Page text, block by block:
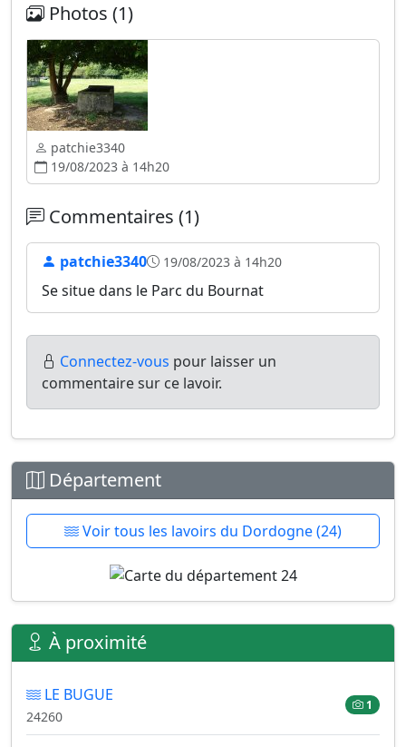
Photos (1)
patchie3340
19/08/2023 à 14h20
Commentaires (1)
patchie3340 19/08/2023 à 14h20
Se situe dans le Parc du Bournat
Connectez-vous pour laisser un
commentaire sur ce lavoir.
Département
Voir tous les lavoirs du Dordogne (24)
À proximité
LE BUGUE
24260
1